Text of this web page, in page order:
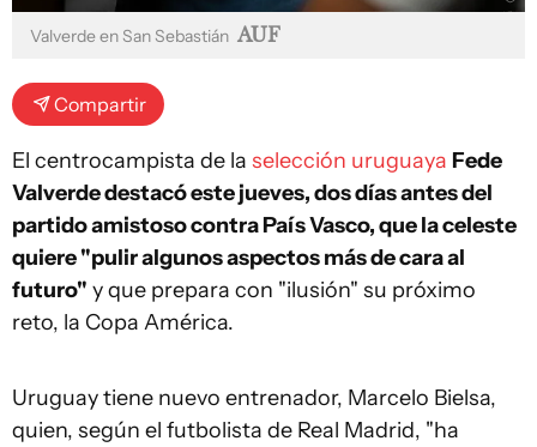
Valverde en San Sebastián AUF
Compartir
El centrocampista de la selección uruguaya Fede
Valverde destacó este jueves, dos días antes del
partido amistoso contra País Vasco, que la celeste
quiere "pulir algunos aspectos más de cara al
futuro" y que prepara con "ilusión" su próximo
reto, la Copa América.
Uruguay tiene nuevo entrenador, Marcelo Bielsa,
quien, según el futbolista de Real Madrid, "ha